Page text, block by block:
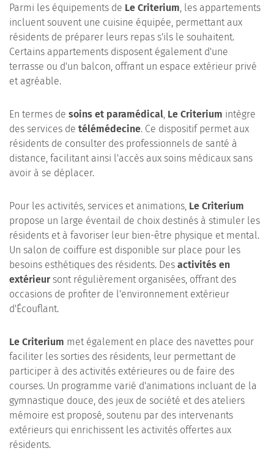
Parmi les équipements de Le Criterium, les appartements
incluent souvent une cuisine équipée, permettant aux
résidents de préparer leurs repas s'ils le souhaitent.
Certains appartements disposent également d'une
terrasse ou d'un balcon, offrant un espace extérieur privé
et agréable.
En termes de soins et paramédical, Le Criterium intègre
des services de télémédecine. Ce dispositif permet aux
résidents de consulter des professionnels de santé à
distance, facilitant ainsi l'accès aux soins médicaux sans
avoir à se déplacer.
Pour les activités, services et animations, Le Criterium
propose un large éventail de choix destinés à stimuler les
résidents et à favoriser leur bien-être physique et mental.
Un salon de coiffure est disponible sur place pour les
besoins esthétiques des résidents. Des activités en
extérieursont régulièrement organisées, offrant des
occasions de profiter de l'environnement extérieur
d'Écouflant.
Le Criterium met également en place des navettes pour
faciliter les sorties des résidents, leur permettant de
participer à des activités extérieures ou de faire des
courses. Un programme varié d'animations incluant de la
gymnastique douce, des jeux de société et des ateliers
mémoire est proposé, soutenu par des intervenants
extérieurs qui enrichissent les activités offertes aux
résidents.